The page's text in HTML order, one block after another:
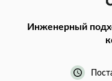
Инженерный